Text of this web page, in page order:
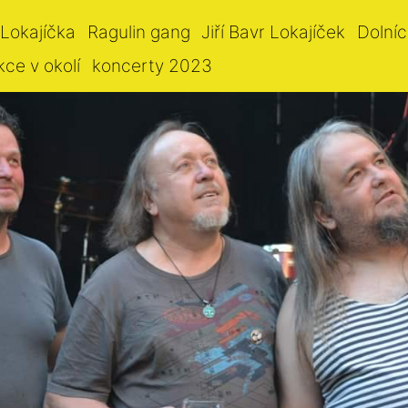
Ragulin gang Jiří Bavr Lokajíček
v okolí koncerty 2023